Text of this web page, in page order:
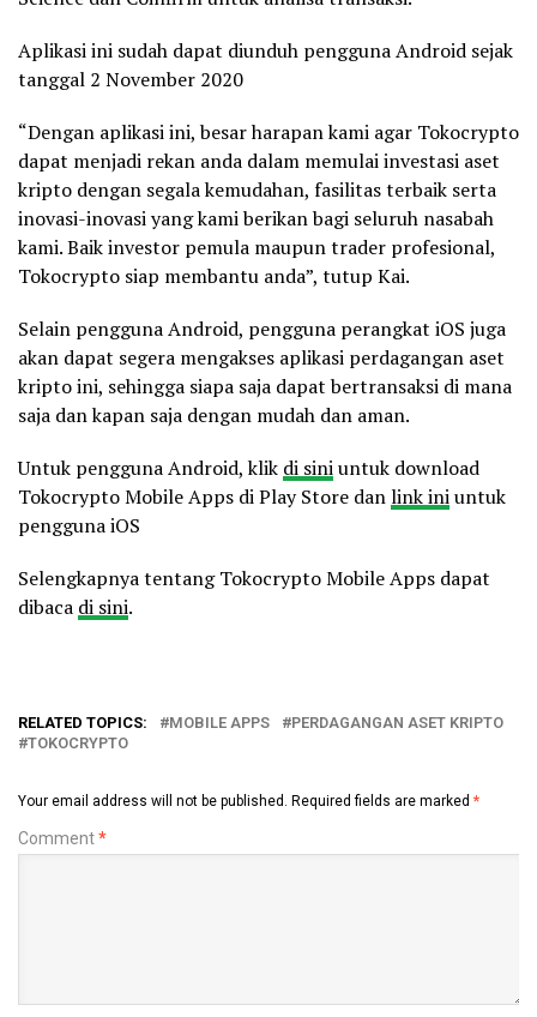
Aplikasi ini sudah dapat diunduh pengguna Android sejak
tanggal 2 November 2020
“Dengan aplikasi ini, besar harapan kami agar Tokocrypto
dapat menjadi rekan anda dalam memulai investasi aset
kripto dengan segala kemudahan, fasilitas terbaik serta
inovasi-inovasi yang kami berikan bagi seluruh nasabah
kami. Baik investor pemula maupun trader profesional,
Tokocrypto siap membantu anda”, tutup Kai.
Selain pengguna Android, pengguna perangkat iOS juga
akan dapat segera mengakses aplikasi perdagangan aset
kripto ini, sehingga siapa saja dapat bertransaksi di mana
saja dan kapan saja dengan mudah dan aman.
Untuk pengguna Android, klik di siniuntuk download
Tokocrypto Mobile Apps di Play Store danlink iniuntuk
pengguna iOS
Selengkapnya tentang Tokocrypto Mobile Apps dapat
dibaca di sini.
RELATED TOPICS: MOBILE APPS
PERDAGANGAN ASET KRIPTO
TOKOCRYPTO
Your email address will not be published. Required fields are marked *
Comment*